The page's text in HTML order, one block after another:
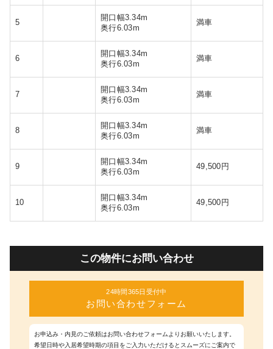
5
開口幅3.34m
奥行6.03m
満車
6
開口幅3.34m
奥行6.03m
満車
7
開口幅3.34m
奥行6.03m
満車
8
開口幅3.34m
奥行6.03m
満車
9
開口幅3.34m
奥行6.03m
49,500円
10
開口幅3.34m
奥行6.03m
49,500円
この物件にお問い合わせ
24時間365日受付中
お問い合わせフォーム
お申込み・内見のご依頼はお問い合わせフォームよりお願いいたします。
希望日時や入居希望時期の項目をご入力いただけるとスムーズにご案内で